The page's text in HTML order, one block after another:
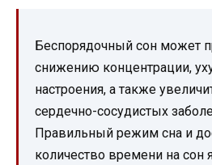
Беспорядочный сон может
снижению концентрации,
настроения, а также
сердечно-сосудистых
Правильный режим сна и
количество времени на